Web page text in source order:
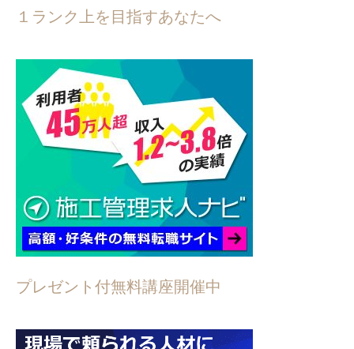
１ランク上を目指すあなたへ
プレゼント付無料講座開催中